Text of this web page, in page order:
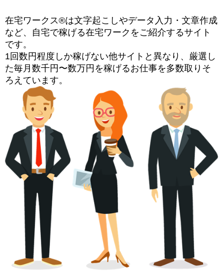
在宅ワークス®は文字起こしやデータ入力・文章作成
など、自宅で稼げる在宅ワークをご紹介するサイト
です。
1回数円程度しか稼げない他サイトと異なり、厳選し
た毎月数千円〜数万円を稼げるお仕事を多数取りそ
ろえています。